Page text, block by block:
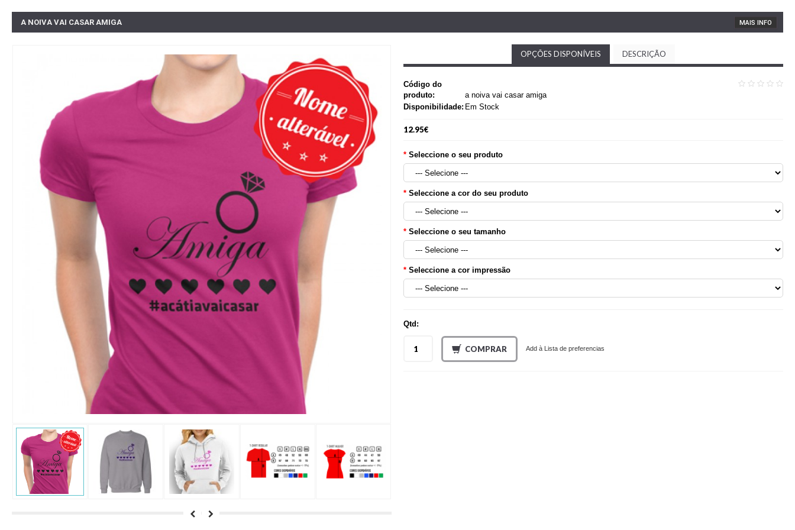
A NOIVA VAI CASAR AMIGA MAIS INFO
OPÇÕES DISPONÍVEIS DESCRIÇÃO
Código do
produto:
a noiva vai casar amiga
Disponibilidade:Em Stock
12.95€
Seleccione o seu produto
Seleccione a cor do seu produto
Seleccione o seu tamanho
Seleccione a cor impressão
Qtd:
COMPRAR Add à Lista de preferencias